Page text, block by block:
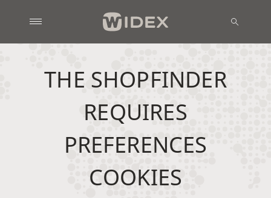
THE SHOPFINDER
REQUIRES
PREFERENCES
COOKIES